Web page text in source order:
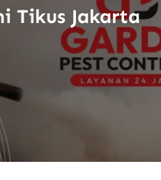
Tikus Jakarta